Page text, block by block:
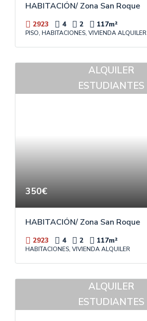
HABITACIÓN/ Zona San Roque
2923 4 2 117m²
PISO, HABITACIONES, VIVIENDA ALQUILER
ALQUILER
ESTUDIANTES
350€
HABITACIÓN/ Zona San Roque
2923 4 2 117m²
HABITACIONES, VIVIENDA ALQUILER
ALQUILER
ESTUDIANTES